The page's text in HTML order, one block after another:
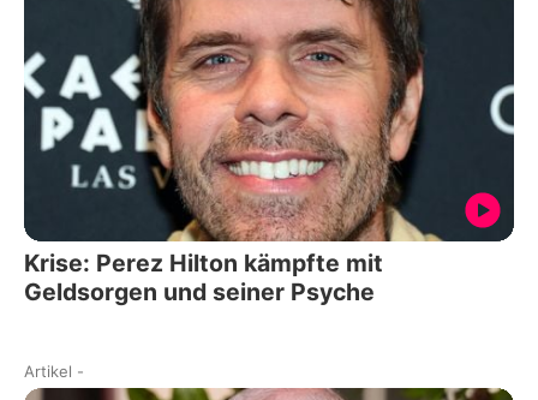
Krise: Perez Hilton kämpfte mit
Geldsorgen und seiner Psyche
Artikel -